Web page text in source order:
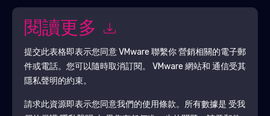
閱讀更多
提交此表格即表示您同意VMware 聯繫你 營銷相關的電子郵
件或電話。您可以隨時取消訂閱。 VMware 網站和 通信受其
隱私聲明的約束。
請求此資源即表示您同意我們的使用條款。所有數據是 受我